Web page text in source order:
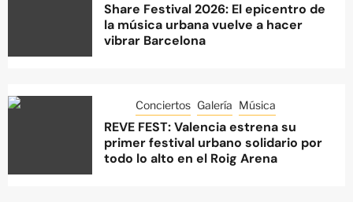
Share Festival 2026: El epicentro de
la música urbana vuelve a hacer
vibrar Barcelona
Conciertos Galería Música
REVE FEST: Valencia estrena su
primer festival urbano solidario por
todo lo alto en el Roig Arena